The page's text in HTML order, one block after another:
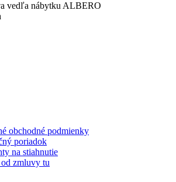
vedľa nábytku ALBERO
obchodné podmienky
poriadok
na stiahnutie
zmluvy tu